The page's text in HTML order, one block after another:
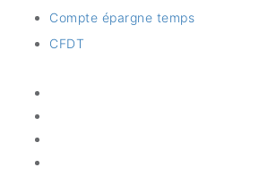
Compte épargne temps
CFDT